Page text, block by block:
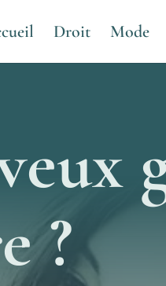
Droit Mode
?